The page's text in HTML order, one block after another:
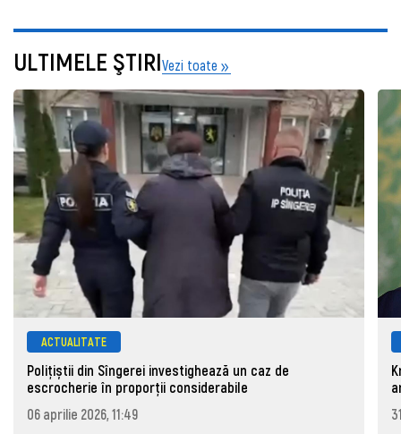
ULTIMELE ŞTIRIVezi toate
ACTUALITATE
Polițiștii din Sîngerei investighează un caz de
escrocherie în proporții considerabile
06 aprilie 2026, 11:49